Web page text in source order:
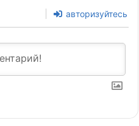
авторизуйтесь